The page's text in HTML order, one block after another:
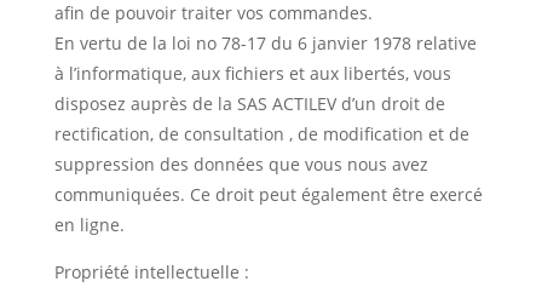
afin de pouvoir traiter vos commandes.
En vertu de la loi no 78-17 du 6 janvier 1978 relative
à l’informatique, aux fichiers et aux libertés, vous
disposez auprès de la SAS ACTILEV d’un droit de
rectification, de consultation , de modification et de
suppression des données que vous nous avez
communiquées. Ce droit peut également être exercé
en ligne.
Propriété intellectuelle :